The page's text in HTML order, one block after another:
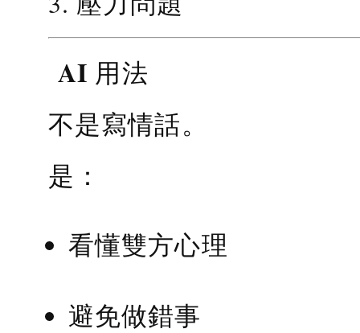
AI 用法
不是寫情話。
是：
看懂雙方心理
避免做錯事